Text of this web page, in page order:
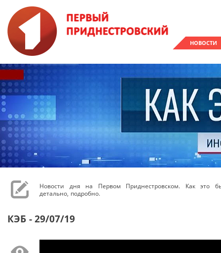
НОВОСТИ
Новости дня на Первом Приднестровском. Как это
детально, подробно.
КЭБ - 29/07/19